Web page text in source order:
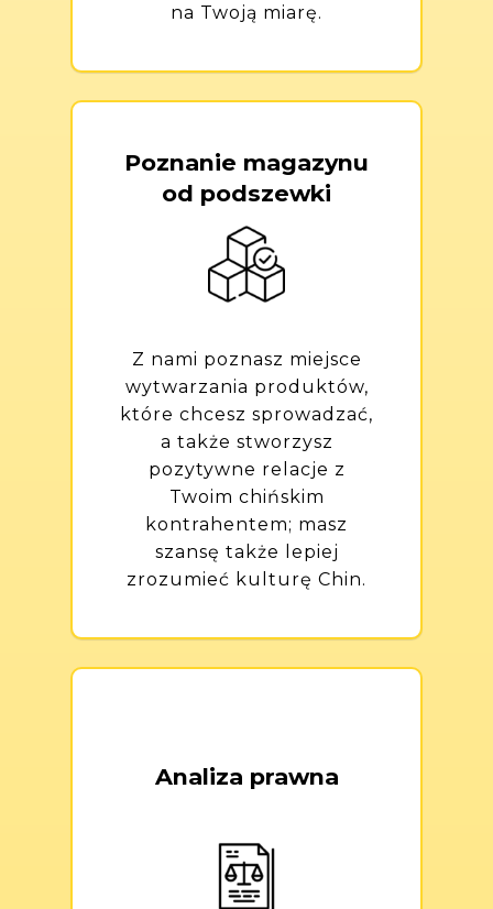
na Twoją miarę.
Poznanie magazynu
od podszewki
Z nami poznasz miejsce
wytwarzania produktów,
które chcesz sprowadzać,
a także stworzysz
pozytywne relacje z
Twoim chińskim
kontrahentem; masz
szansę także lepiej
zrozumieć kulturę Chin.
Analiza prawna